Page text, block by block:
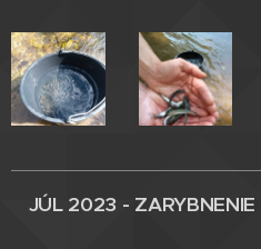
JÚL 2023 - ZARYBNENIE